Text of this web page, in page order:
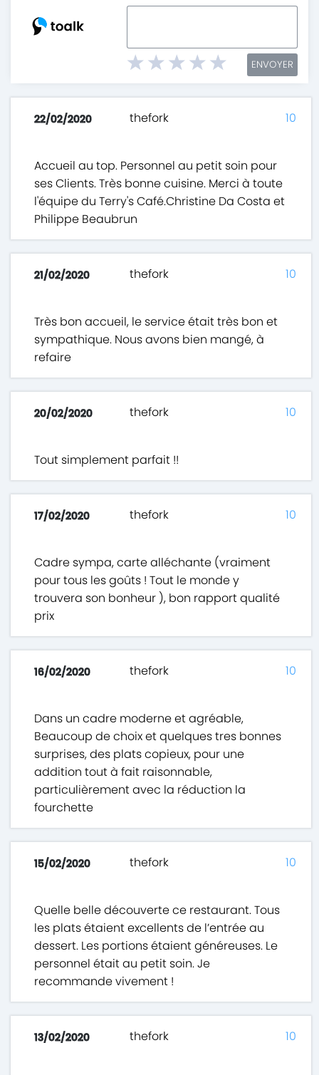
ENVOYER
22/02/2020 thefork
Accueil au top. Personnel au petit soin pour
ses Clients. Très bonne cuisine. Merci à toute
l'équipe du Terry's Café.Christine Da Costa et
Philippe Beaubrun
10
21/02/2020 thefork
Très bon accueil, le service était très bon et
sympathique. Nous avons bien mangé, à
refaire
10
20/02/2020 thefork
Tout simplement parfait !!
10
17/02/2020 thefork
Cadre sympa, carte alléchante (vraiment
pour tous les goûts ! Tout le monde y
trouvera son bonheur ), bon rapport qualité
prix
10
16/02/2020 thefork
Dans un cadre moderne et agréable,
Beaucoup de choix et quelques tres bonnes
surprises, des plats copieux, pour une
addition tout à fait raisonnable,
particulièrement avec la réduction la
fourchette
10
15/02/2020 thefork
Quelle belle découverte ce restaurant. Tous
les plats étaient excellents de l’entrée au
dessert. Les portions étaient généreuses. Le
personnel était au petit soin. Je
recommande vivement !
10
13/02/2020 thefork 10